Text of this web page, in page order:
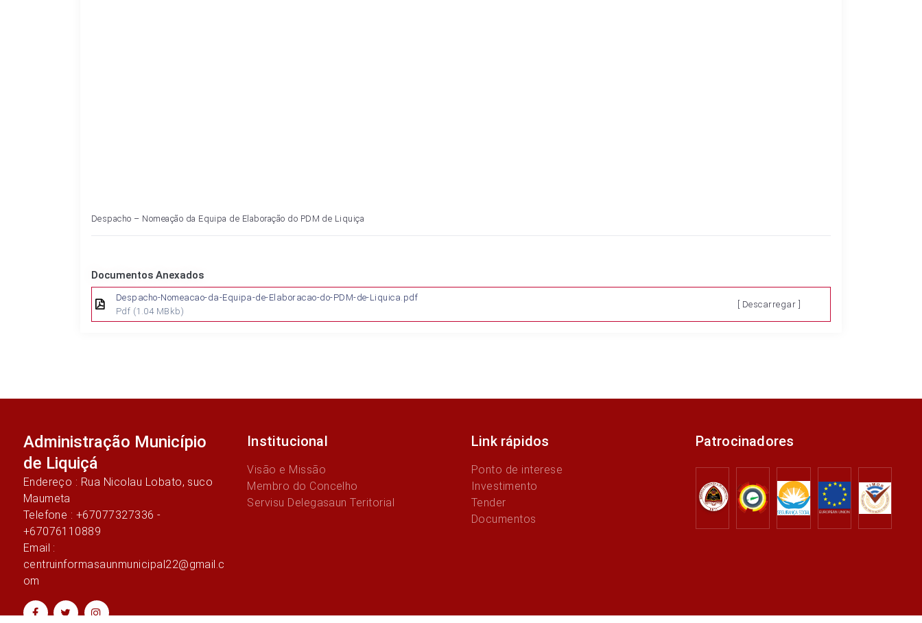
Despacho – Nomeação da Equipa de Elaboração do PDM de Liquiça
Documentos Anexados
Despacho-Nomeacao-da-Equipa-de-Elaboracao-do-PDM-de-Liquica.pdf
Pdf (1.04 MBkb)
[ Descarregar ]
Administração Município
de Liquiçá
Endereço : Rua Nicolau Lobato, suco
Maumeta
Telefone : +67077327336 -
+67076110889
Email :
centruinformasaunmunicipal22@gmail.c
om
Institucional
Visão e Missão
Membro do Concelho
Servisu Delegasaun Teritorial
Link rápidos
Ponto de interese
Investimento
Tender
Documentos
Patrocinadores